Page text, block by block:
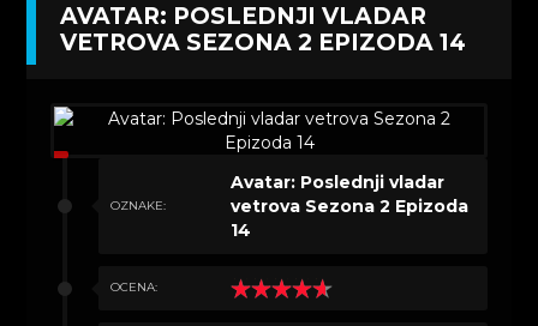
Srpski)»Kratkometrazni crtani filmovi» Avatar:
AVATAR: POSLEDNJI VLADAR
VETROVA SEZONA 2 EPIZODA 14
OZNAKE:
Avatar: Poslednji vladar
vetrova Sezona 2 Epizoda
14
OCENA: